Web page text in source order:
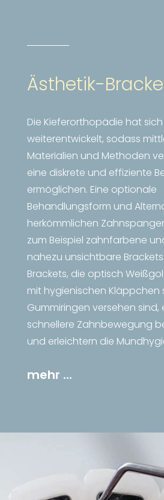
Ästhetik-
Die Kieferorthopädie hat
weiterentwickelt, sodass
Materialien und Methoden
eine diskrete und effiziente
ermöglichen. Eine optionale
Behandlungsform und
herkömmlichen
zum Beispiel zahnfarbene
nahezu unsichtbare
Brackets, die optisch
mit hygienischen Kläppchen
Gummiringen versehen sind,
schnellere Zahnbewegung
und erleichtern die
mehr ...